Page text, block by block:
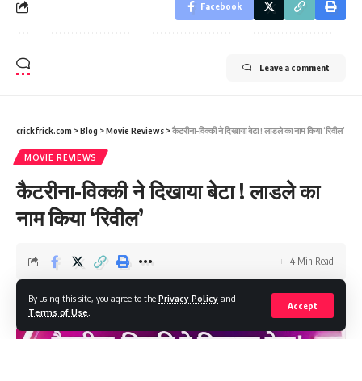
By using this site, you agree to the Privacy Policy and
Terms of Use
Accept
Facebook
Leave a comment
crickfrick.com >Blog >Movie Reviews >कैटरीना-विक्की ने दिखाया बेटा ! लाडले का नाम किया ‘रिवील’
MOVIE REVIEWS
कैटरीना-विक्की ने दिखाया बेटा ! लाडले का
नाम किया ‘रिवील’
Last updated: 2026/01/09 at 3:42 PM
4 Min Read